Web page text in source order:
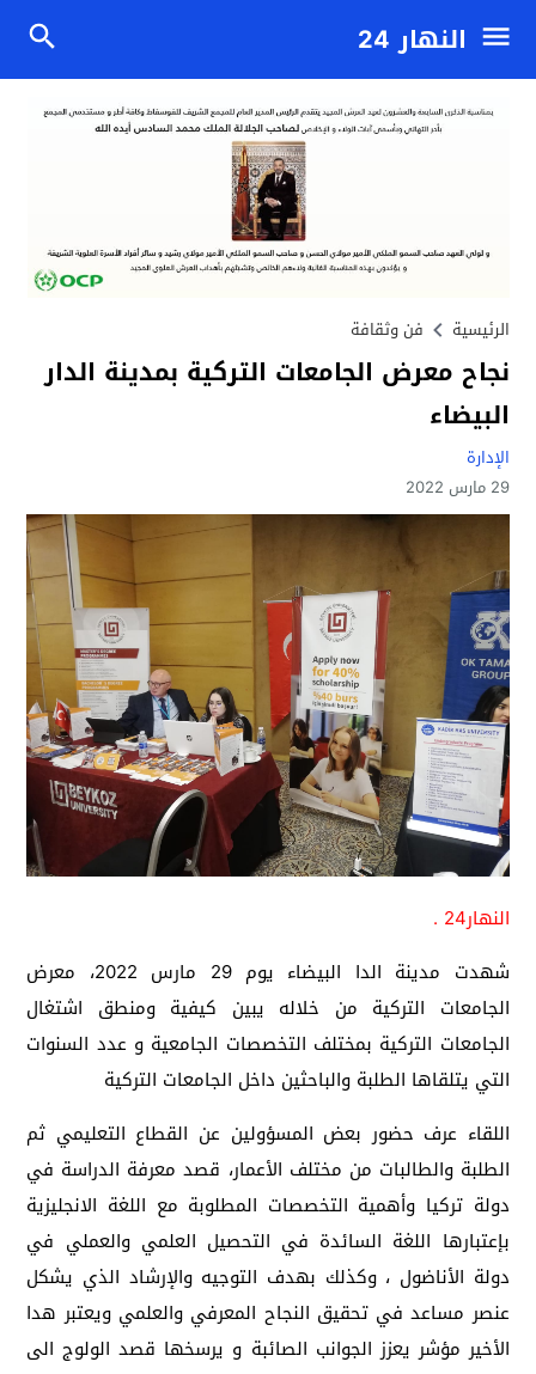
النهار 24
الرئيسية فن وثقافة
نجاح معرض الجامعات التركية بمدينة الدار
البيضاء
الإدارة
29 مارس 2022
النهار24 .
شهدت مدينة الدا البيضاء يوم 29 مارس 2022، معرض
الجامعات التركية من خلاله يبين كيفية ومنطق اشتغال
الجامعات التركية بمختلف التخصصات الجامعية و عدد السنوات
التي يتلقاها الطلبة والباحثين داخل الجامعات التركية
اللقاء عرف حضور بعض المسؤولين عن القطاع التعليمي ثم
الطلبة والطالبات من مختلف الأعمار، قصد معرفة الدراسة في
دولة تركيا وأهمية التخصصات المطلوبة مع اللغة الانجليزية
بإعتبارها اللغة السائدة في التحصيل العلمي والعملي في
دولة الأناضول ، وكذلك بهدف التوجيه والإرشاد الذي يشكل
عنصر مساعد في تحقيق النجاح المعرفي والعلمي ويعتبر هدا
الأخير مؤشر يعزز الجوانب الصائبة و يرسخها قصد الولوج الى